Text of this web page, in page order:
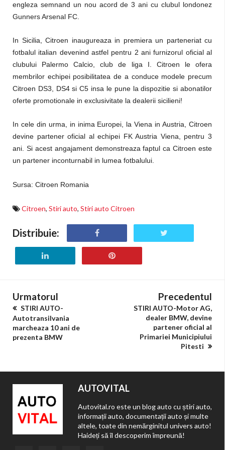
engleza semnand un nou acord de 3 ani cu clubul londonez
Gunners Arsenal FC.
In Sicilia, Citroen inaugureaza in premiera un parteneriat cu
fotbalul italian devenind astfel pentru 2 ani furnizorul oficial al
clubului Palermo Calcio, club de liga I. Citroen le ofera
membrilor echipei posibilitatea de a conduce modele precum
Citroen DS3, DS4 si C5 insa le pune la dispozitie si abonatilor
oferte promotionale in exclusivitate la dealerii sicilieni!
In cele din urma, in inima Europei, la Viena in Austria, Citroen
devine partener oficial al echipei FK Austria Viena, pentru 3
ani. Si acest angajament demonstreaza faptul ca Citroen este
un partener inconturnabil in lumea fotbalului.
Sursa: Citroen Romania
Citroen, Stiri auto, Stiri auto Citroen
Distribuie:
Urmatorul
STIRI AUTO-
Autotransilvania
marcheaza 10 ani de
prezenta BMW
Precedentul
STIRI AUTO-Motor AG,
dealer BMW, devine
partener oficial al
Primariei Municipiului
Pitesti
AUTOVITAL
Autovital.ro este un blog auto cu știri auto,
informații auto, documentații auto și multe
altele, toate din nemărginitul univers auto!
Haideți să îl descoperim împreună!